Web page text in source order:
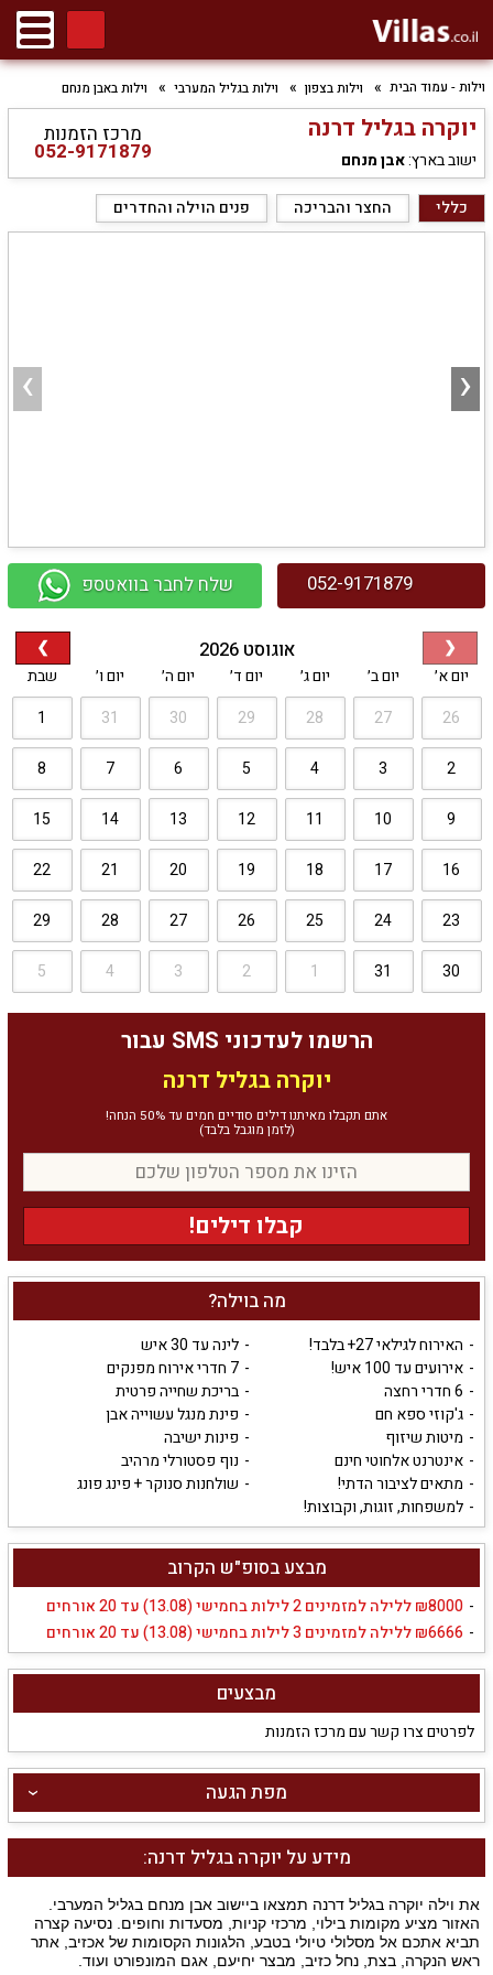
וילות - עמוד הבית וילות בצפון וילות בגליל המערבי וילות באבן מנחם
יוקרה בגליל דרנה
ישוב בארץ:אבן מנחם
מרכז הזמנות
052-9171879
מה בוילה?
האירוח לגילאי 27+ בלבד!
לינה עד 30 איש
אירועים עד 100 איש!
7 חדרי אירוח מפנקים
6 חדרי רחצה
בריכת שחייה פרטית
ג'קוזי ספא חם
פינת מנגל עשוייה אבן
מיטות שיזוף
פינות ישיבה
אינטרנט אלחוטי חינם
נוף פסטורלי מרהיב
מתאים לציבור הדתי!
שולחנות סנוקר + פינג פונג
למשפחות, זוגות, וקבוצות!
מבצע בסופ"ש הקרוב
8000‏₪ ללילה למזמינים 2 לילות בחמישי (13.08) עד 20 אורחים
6666‏₪ ללילה למזמינים 3 לילות בחמישי (13.08) עד 20 אורחים
מבצעים
לפרטים צרו קשר עם מרכז הזמנות
מפת הגעה
כללי החצר והבריכה פנים הוילה והחדרים
052-9171879 שלח לחבר בוואטספ
אוגוסט 2026
יום א׳ יום ב׳ יום ג׳ יום ד׳ יום ה׳ יום ו׳
שבת
26
27
28
29
30
31
1
2
3
4
5
6
7
8
9
10
11
12
13
14
15
16
17
18
19
20
21
22
23
24
25
26
27
28
29
30
31
1
2
3
4
5
❯ ❮
הרשמו לעדכוני SMS עבור
יוקרה בגליל דרנה
אתם תקבלו מאיתנו דילים סודיים חמים עד 50% הנחה!
(לזמן מוגבל בלבד)
קבלו דילים!
מידע על יוקרה בגליל דרנה:
את וילה יוקרה בגליל דרנה תמצאו ביישוב אבן מנחם בגליל המערבי.
האזור מציע מקומות בילוי, מרכזי קניות, מסעדות וחופים. נסיעה קצרה
תביא אתכם אל מסלולי טיולי בטבע, הלגונות הקסומות של אכזיב, אתר
ראש הנקרה, בצת, נחל כזיב, מבצר יחיעם, אגם המונפורט ועוד.